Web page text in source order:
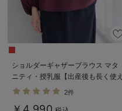
ショルダーギャザーブラウス マタ
ニティ・授乳服【出産後も長く使え
る】
2件